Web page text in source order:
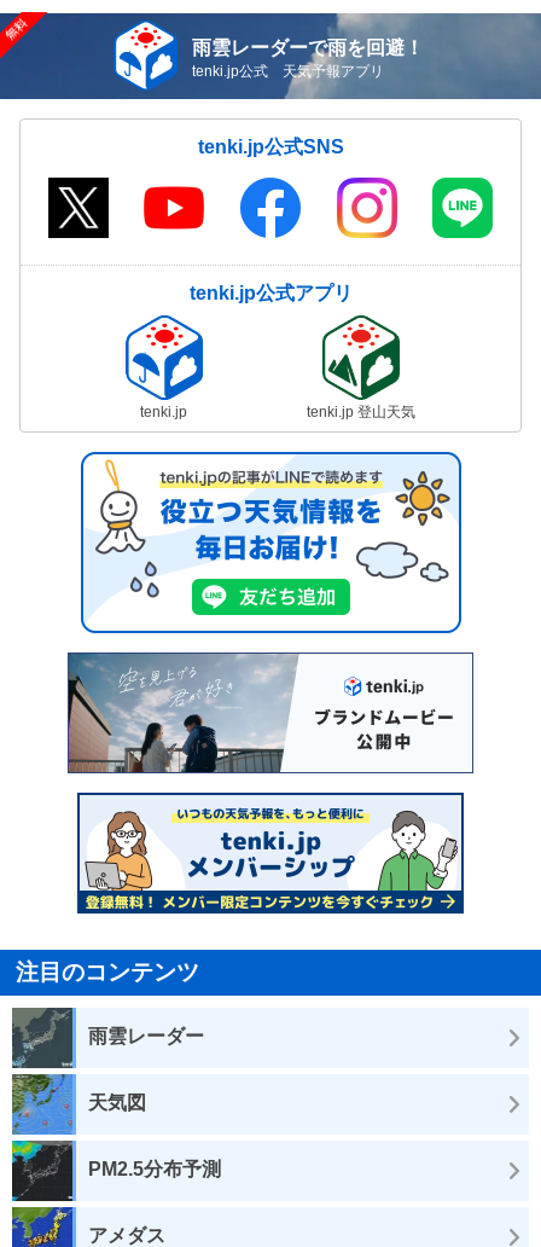
雨雲レーダーで雨を回避！
tenki.jp公式 天気予報アプリ
tenki.jp公式SNS
tenki.jp公式アプリ
tenki.jp tenki.jp 登山天気
注目のコンテンツ
雨雲レーダー
天気図
PM2.5分布予測
アメダス